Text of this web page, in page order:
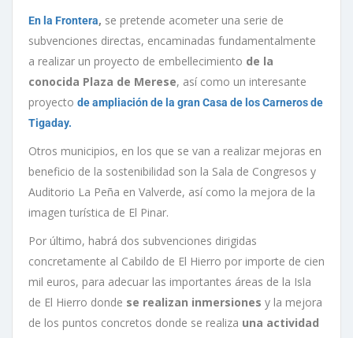
En la Frontera, se pretende acometer una serie de
subvenciones directas, encaminadas fundamentalmente
a realizar un proyecto de embellecimiento de la
conocida Plaza de Merese, así como un interesante
proyecto de ampliación de la gran Casa de los Carneros de
Tigaday.
Otros municipios, en los que se van a realizar mejoras en
beneficio de la sostenibilidad son la Sala de Congresos y
Auditorio La Peña en Valverde, así como la mejora de la
imagen turística de El Pinar.
Por último, habrá dos subvenciones dirigidas
concretamente al Cabildo de El Hierro por importe de cien
mil euros, para adecuar las importantes áreas de la Isla
de El Hierro donde se realizan inmersiones y la mejora
de los puntos concretos donde se realiza una actividad